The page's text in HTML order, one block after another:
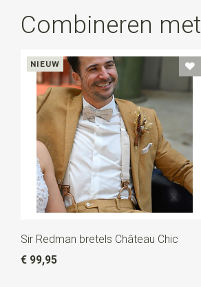
Combineren met
NIEUW
Sir Redman bretels Château Chic
€ 99,95